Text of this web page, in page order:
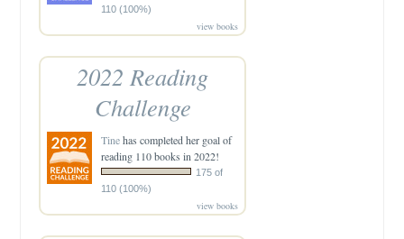
110 (100%)
view books
2022 Reading
Challenge
Tinehas completed her goal of
reading 110 books in 2022!
175 of
110 (100%)
view books